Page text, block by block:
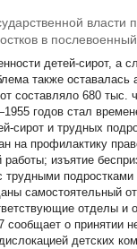
власти
в
детей-сирот, а
также оставалась
составляло 680 тыс.
годов стал
сирот и трудных
на профилактику
изъятие
трудными подростками
самостоятельный
отделы и
о принятии
детских